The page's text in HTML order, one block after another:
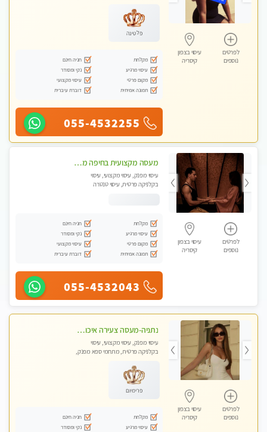
לפרטים
נוספים
עיסוי בצפון
קיסריה
פלטינה
מקלחת
חניה חינם
עיסוי מרגיע
נקי ומסודר
מקום פרטי
עיסוי מקצועי
תמונה אמיתית
דוברת עיברית
055-4532255
לפרטים
נוספים
עיסוי בצפון
קיסריה
מעסה מקצועית בחיפה מעסה קלאסית ומפנקת להתקשר דרך - 0505750417 WhatsApp מוזמן לחוויה בלתי נשכחת!!
עיסוי מפנק, עיסוי מקצועי, עיסוי
בקלניקה פרטית, עיסוי טנטרה
מקלחת
חניה חינם
עיסוי מרגיע
נקי ומסודר
מקום פרטי
עיסוי מקצועי
תמונה אמיתית
דוברת עיברית
055-4532043
לפרטים
נוספים
עיסוי בצפון
קיסריה
נתניה-מעסה צעירה איכותית וקלאסית מזמינה אותך לעיסוי נעים מפנק ומרגיע . . . ללא מין ! highly recommended..new in the city
עיסוי מפנק, עיסוי מקצועי, עיסוי
בקלניקה פרטית, מתחמי ספא מפנק,
פרימיום
מקלחת
חניה חינם
עיסוי מרגיע
נקי ומסודר